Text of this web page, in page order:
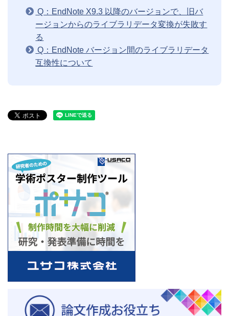
Q：EndNote X9.3 以降のバージョンで、旧バ
ージョンからのライブラリデータ変換が失敗す
る
Q：EndNote バージョン間のライブラリデータ
互換性について